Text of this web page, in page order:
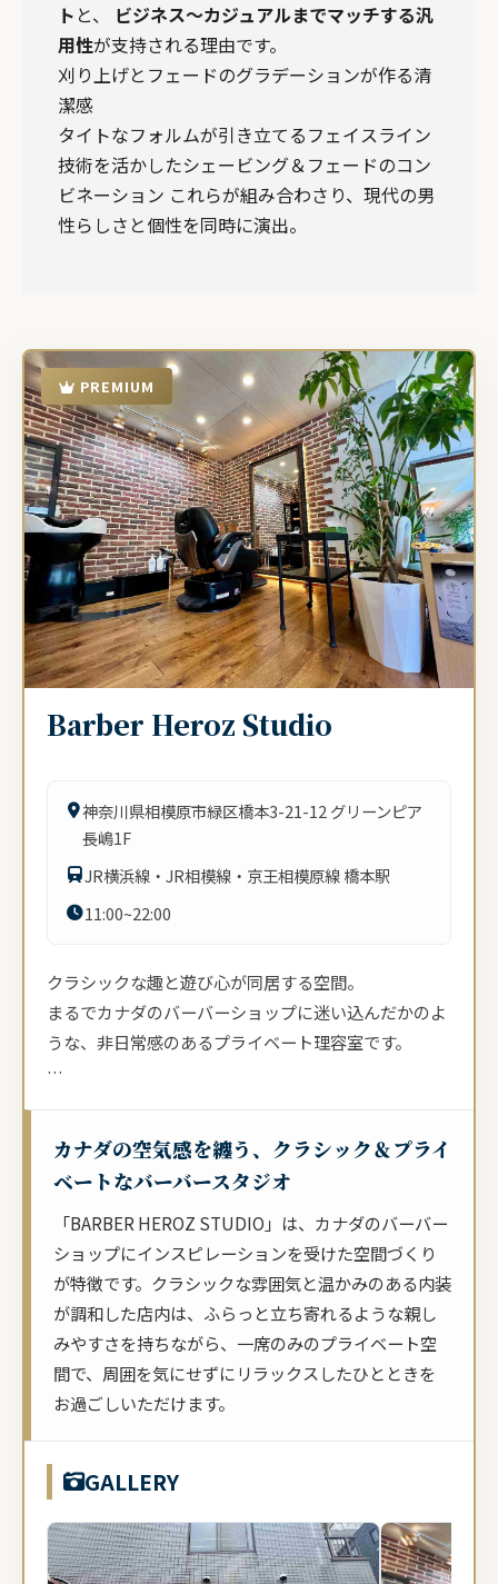
ト と、 ビジネス～カジュアルまでマッチする汎
用性が支持される理由です。
刈り上げとフェードのグラデーションが作る清
潔感
タイトなフォルムが引き立てるフェイスライン
技術を活かしたシェービング＆フェードのコン
ビネーション これらが組み合わさり、現代の男
性らしさと個性を同時に演出。
PREMIUM
Barber Heroz Studio
神奈川県相模原市緑区橋本3-21-12 グリーンピア
長嶋1F
JR横浜線・JR相模線・京王相模原線 橋本駅
11:00~22:00
クラシックな趣と遊び心が同居する空間。
まるでカナダのバーバーショップに迷い込んだかのよ
うな、非日常感のあるプライベート理容室です。
カナダの空気感を纏う、クラシック＆プライ
ベートなバーバースタジオ
「BARBER HEROZ STUDIO」は、カナダのバーバー
ショップにインスピレーションを受けた空間づくり
が特徴です。クラシックな雰囲気と温かみのある内装
が調和した店内は、ふらっと立ち寄れるような親し
みやすさを持ちながら、一席のみのプライベート空
間で、周囲を気にせずにリラックスしたひとときを
お過ごしいただけます。
GALLERY